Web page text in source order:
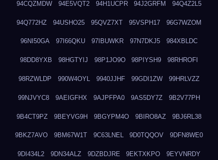
94CQZMDW 94E5VQT2 94H1UCPR 94J2GRFM 94Q4Z2L5
94Q772HZ 94USHO25 95QVZ7XT 95VSPH17 96G7WZOM
96NI50GA 97I66QKU 97IBUWKR 97N7DKJ5 984XBLDC
98DD8YXB 98HGTYIJ 98P1JO9O 98PIYSH9 98RHROFI
98RZWLDP 990W4OYL 9940JJHF 99GDI1ZW 99HRLVZZ
99NJVYC8 9AEIGFHX 9AJPFPA0 9AS5DY7Z 9B2V77PH
9B4CT9PZ 9BEYVG9H 9BGYPM4O 9BIRO8AZ 9BJ6RL38
9BKZ7AVO 9BM67W1T 9C63LNEL 9D0TQQOV 9DFN8WE0
9DI434L2 9DN34ALZ 9DZBDJRE 9EKTXKPO 9EYVNRDY